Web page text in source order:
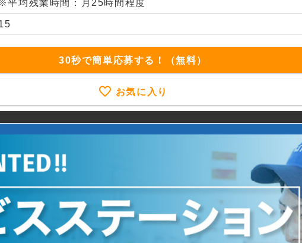
均残業時間：月25時間程度
30秒で簡単応募する！（無料）
お気に入り